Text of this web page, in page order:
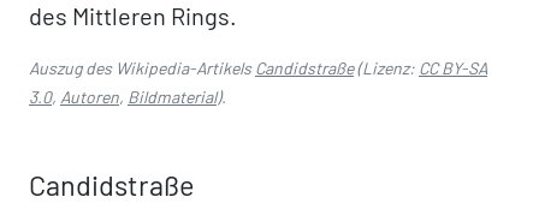
des Mittleren Rings.
Auszug des Wikipedia-ArtikelsCandidstraße(Lizenz: CC BY-SA
3.0, Autoren, Bildmaterial).
Candidstraße